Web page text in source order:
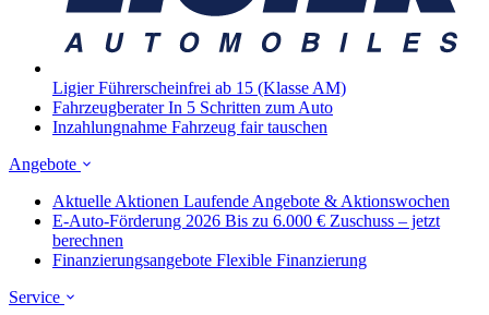
Ligier Führerscheinfrei ab 15 (Klasse AM)
Fahrzeugberater In 5 Schritten zum Auto
Inzahlungnahme Fahrzeug fair tauschen
Angebote
Aktuelle Aktionen Laufende Angebote & Aktionswochen
E-Auto-Förderung 2026 Bis zu 6.000 € Zuschuss – jetzt
berechnen
Finanzierungsangebote Flexible Finanzierung
Service